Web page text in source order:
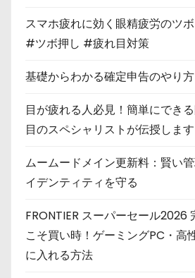
スマホ疲れに効く眼精疲労のツ
#ツボ押し #疲れ目対策
基礎からわかる確定申告のやり方
目が疲れる人必見！簡単にでき
目のスペシャリストが伝授しま
ムームードメイン更新料：賢い
イデンティティを守る
FRONTIER スーパーセール2026
こそ買い時！ゲーミングPC・高
に入れる方法